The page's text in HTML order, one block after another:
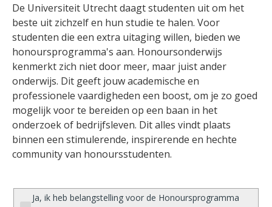
De Universiteit Utrecht daagt studenten uit om het
beste uit zichzelf en hun studie te halen. Voor
studenten die een extra uitaging willen, bieden we
honoursprogramma's aan. Honoursonderwijs
kenmerkt zich niet door meer, maar juist ander
onderwijs. Dit geeft jouw academische en
professionele vaardigheden een boost, om je zo goed
mogelijk voor te bereiden op een baan in het
onderzoek of bedrijfsleven. Dit alles vindt plaats
binnen een stimulerende, inspirerende en hechte
community van honoursstudenten.
Ja, ik heb belangstelling voor de Honoursprogramma